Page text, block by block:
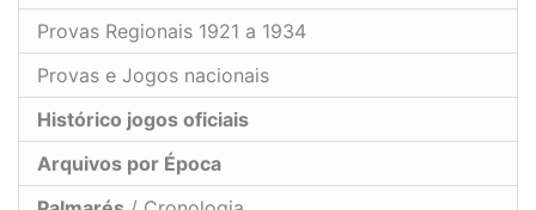
Provas Regionais 1921 a 1934
Provas e Jogos nacionais
Histórico jogos oficiais
Arquivos por Época